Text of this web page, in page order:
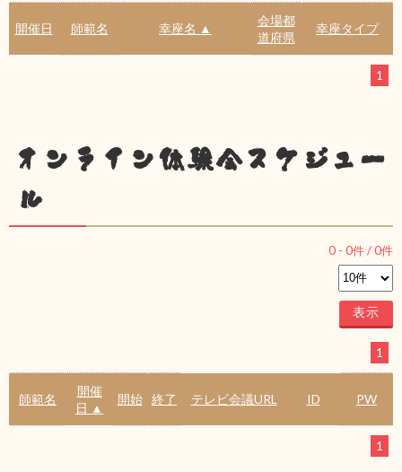
開催日 師範名 幸座名 ▲
会場都
道府県
幸座タイプ
1
オンライン体験会スケジュー
ル
0 - 0件 /0件
1
師範名
開催
日 ▲
開始 終了 テレビ会議URL ID PW
1